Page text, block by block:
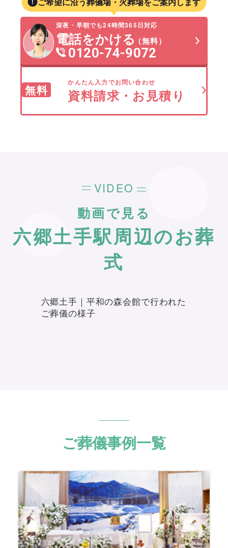
深夜・早朝でも24時間365日対応
電話をかける（無料）
0120-74-9072
無料
かんたん入力でお問い合わせ
資料請求・お見積り
VIDEO
動画で見る
六郷土手駅周辺のお葬
式
六郷土手｜平和の森会館で行われた
ご葬儀の様子
ご葬儀事例一覧